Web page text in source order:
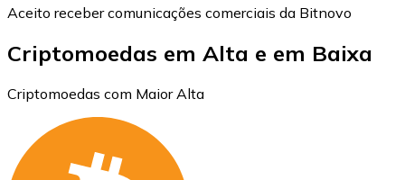
Aceito receber comunicações comerciais da Bitnovo
Criptomoedas em Alta e em Baixa
Criptomoedas com Maior Alta